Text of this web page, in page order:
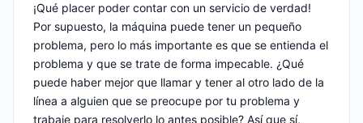
¡Qué placer poder contar con un servicio de verdad!
Por supuesto, la máquina puede tener un pequeño
problema, pero lo más importante es que se entienda el
problema y que se trate de forma impecable. ¿Qué
puede haber mejor que llamar y tener al otro lado de la
línea a alguien que se preocupe por tu problema y
trabaje para resolverlo lo antes posible? Así que sí,